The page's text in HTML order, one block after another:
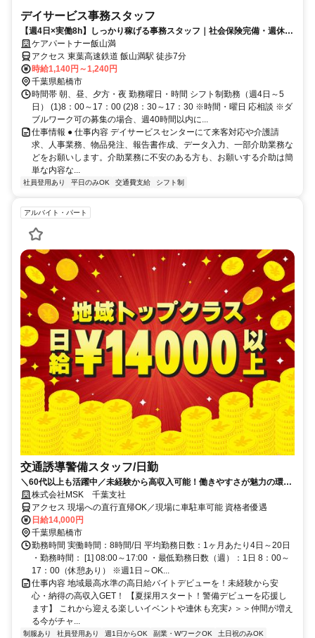
デイサービス事務スタッフ
【週4日×実働8h】しっかり稼げる事務スタッフ｜社会保険完備・週休3
日◎飯山満駅 徒歩7分
ケアパートナー飯山満
アクセス 東葉高速鉄道 飯山満駅 徒歩7分
時給1,140円～1,240円
千葉県船橋市
時間帯 朝、昼、夕方・夜 勤務曜日・時間 シフト制勤務（週4日～5
日） (1)8：00～17：00 (2)8：30～17：30 ※時間・曜日 応相談 ※ダ
ブルワーク可の募集の場合、週40時間以内に...
仕事情報 ● 仕事内容 デイサービスセンターにて来客対応や介護請
求、人事業務、物品発注、報告書作成、データ入力、一部介助業務な
どをお願いします。介助業務に不安のある方も、お願いする介助は簡
単な内容な...
社員登用あり 平日のみOK 交通費支給 シフト制
アルバイト・パート
交通誘導警備スタッフ/日勤
＼60代以上も活躍中／未経験から高収入可能！働きやすさが魅力の環境
で警備員デビューをしませんか！【月収28万円可能！日払いもOK！】
勤務3日前迄シフト申請が可能です！週1日～・短期もOK！あなたのラ
イフスタイルに合わせてお仕事しませんか！警備に関する資格をお持ち
の方優遇します！年代幅広く活躍しています。
株式会社MSK 千葉支社
アクセス 現場への直行直帰OK／現場に車駐車可能 資格者優遇
日給14,000円
千葉県船橋市
勤務時間 実働時間：8時間/日 平均勤務日数：1ヶ月あたり4日～20日
・勤務時間： [1] 08:00～17:00 ・最低勤務日数（週）：1日 8：00～
17：00（休憩あり） ※週1日～OK...
仕事内容 地域最高水準の高日給バイトデビューを！未経験から安
心・納得の高収入GET！ 【夏採用スタート！警備デビューを応援し
ます】 これから迎える楽しいイベントや連休も充実♪ ＞＞仲間が増え
る今がチャ...
制服あり 社員登用あり 週1日からOK 副業・WワークOK
土日祝のみOK